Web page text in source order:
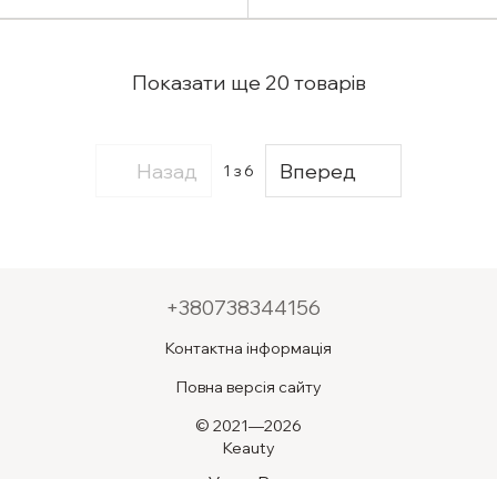
Показати ще 20 товарів
Назад 1 з 6 Вперед
+380738344156
Контактна інформація
Повна версія сайту
© 2021—2026
Keauty